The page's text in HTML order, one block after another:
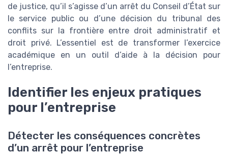
de justice, qu’il s’agisse d’un arrêt du Conseil d’État sur
le service public ou d’une décision du tribunal des
conflits sur la frontière entre droit administratif et
droit privé. L’essentiel est de transformer l’exercice
académique en un outil d’aide à la décision pour
l’entreprise.
Identifier les enjeux pratiques
pour l’entreprise
Détecter les conséquences concrètes
d’un arrêt pour l’entreprise